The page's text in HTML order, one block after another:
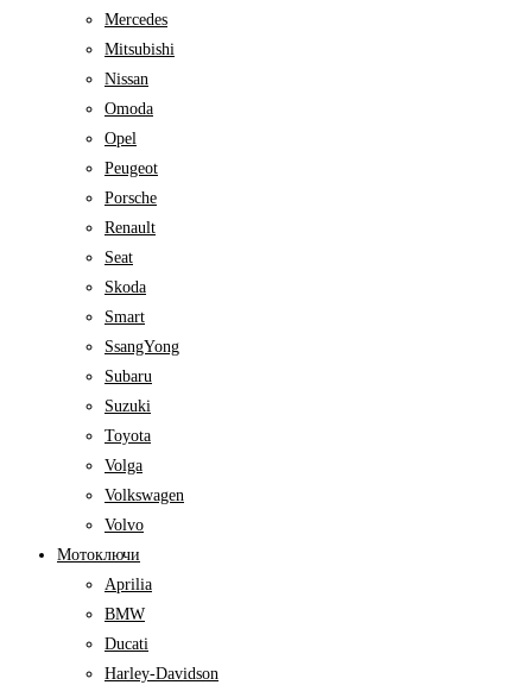
Mercedes
Mitsubishi
Nissan
Omoda
Opel
Peugeot
Porsche
Renault
Seat
Skoda
Smart
SsangYong
Subaru
Suzuki
Toyota
Volga
Volkswagen
Volvo
Мотоключи
Aprilia
BMW
Ducati
Harley-Davidson